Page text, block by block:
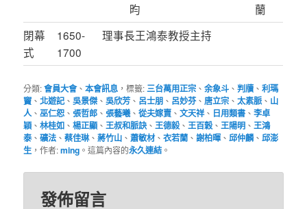
昀
蘭
閉幕
式
1650-
1700
理事長王鴻泰教授主持
分類:會員大會、本會訊息 ，標籤:三台萬用正宗 、余象斗 、判牘 、利瑪
竇 、北遊記、吳景傑、吳欣芳 、 呂士朋 、 呂妙芬、 唐立宗 、太素脈、 山
人 、巫仁恕 、張哲郎 、張藝曦、從夫嫁賣 、文天祥、 日用類書 、李卓
穎 、林桂如 、楊正顯 、王叔和脈訣、王德毅、王百穀 、王陽明 、王鴻
泰、礦法 、蔡佳琳、蔣竹山 、蕭敏材、衣若蘭 、謝柏暉、邱仲麟、邱澎
生 ，作者:ming 。這篇內容的永久連結。
發佈留言